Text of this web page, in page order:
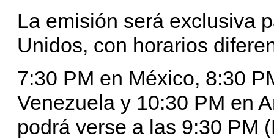
La emisión será exclusiva
Unidos, con horarios
7:30 PM en México, 8:30
Venezuela y 10:30 PM en
podrá verse a las 9:30 PM